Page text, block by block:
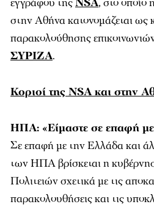
εγγράφου τηςNSA, στο οποίο
στην Αθήνα κατονομάζεται ως
παρακολούθησης
ΣΥΡΙΖΑ.
Κοριοί της NSA και στην
ΗΠΑ: «Είμαστε σε επαφή
Σε επαφή με την Ελλάδα και
των ΗΠΑ βρίσκεται η
Πολιτειών σχετικά με τις
παρακολουθήσεις και τις